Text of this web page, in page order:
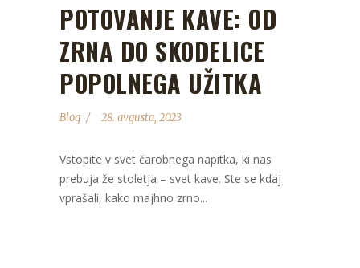
POTOVANJE KAVE: OD
ZRNA DO SKODELICE
POPOLNEGA UŽITKA
Blog 28. avgusta, 2023
Vstopite v svet čarobnega napitka, ki nas
prebuja že stoletja – svet kave. Ste se kdaj
vprašali, kako majhno zrno...